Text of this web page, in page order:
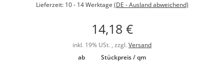
Lieferzeit: 10 - 14 Werktage (DE - Ausland abweichend)
14,18 €
inkl. 19% USt. , zzgl. Versand
ab
Stückpreis / qm